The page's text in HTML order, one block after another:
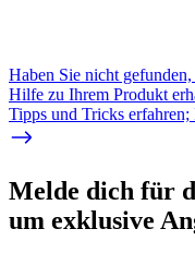
Haben Sie nicht
Hilfe zu Ihrem Produkt
Tipps und Tricks erfahren;
Melde dich für
um exklusive